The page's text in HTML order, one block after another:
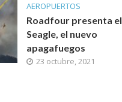
AEROPUERTOS
Roadfour presenta el
Seagle, el nuevo
apagafuegos
23 octubre, 2021